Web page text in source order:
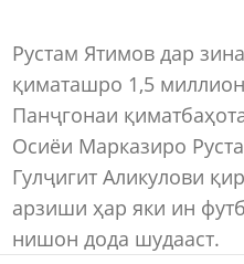
Рустам Ятимов дар
қиматашро 1,5
Панҷгонаи
Осиёи Марказиро
Гулҷигит Аликулови
арзиши ҳар яки ин
нишон дода шудааст.